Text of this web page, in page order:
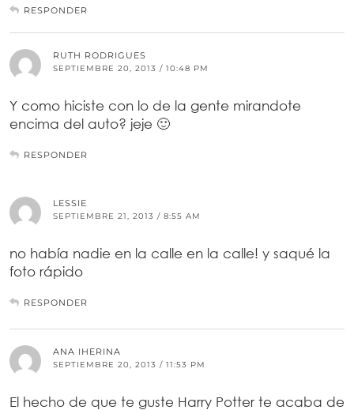
RESPONDER
RUTH RODRIGUES
SEPTIEMBRE 20, 2013 / 10:48 PM
Y como hiciste con lo de la gente mirandote
encima del auto? jeje 🙂
RESPONDER
LESSIE
SEPTIEMBRE 21, 2013 / 8:55 AM
no había nadie en la calle en la calle! y saqué la
foto rápido
RESPONDER
ANA IHERINA
SEPTIEMBRE 20, 2013 / 11:53 PM
El hecho de que te guste Harry Potter te acaba de